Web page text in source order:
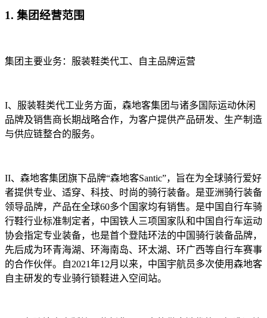
1. 集团经营范围
集团主要业务：服装鞋类代工、自主品牌运营
I、服装鞋类代工业务方面，森地客集团与诸多国际运动休闲
品牌及销售商长期战略合作，为客户提供产品研发、生产制造
与供应链整合的服务。
II、森地客集团旗下品牌“森地客Santic”，旨在为全球骑行爱好
者提供专业、适穿、科技、时尚的骑行装备。是亚洲骑行装备
领导品牌，产品在全球60多个国家均有销售。是中国自行车骑
行鞋行业标准制定者，中国铁人三项国家队和中国自行车运动
协会指定专业装备，也是首个登陆环法的中国骑行装备品牌，
先后成为环青海湖、环海南岛、环太湖、环广西等自行车赛事
的合作伙伴。自2021年12月以来，中国宇航员多次使用森地客
自主研发的专业骑行锁鞋进入空间站。